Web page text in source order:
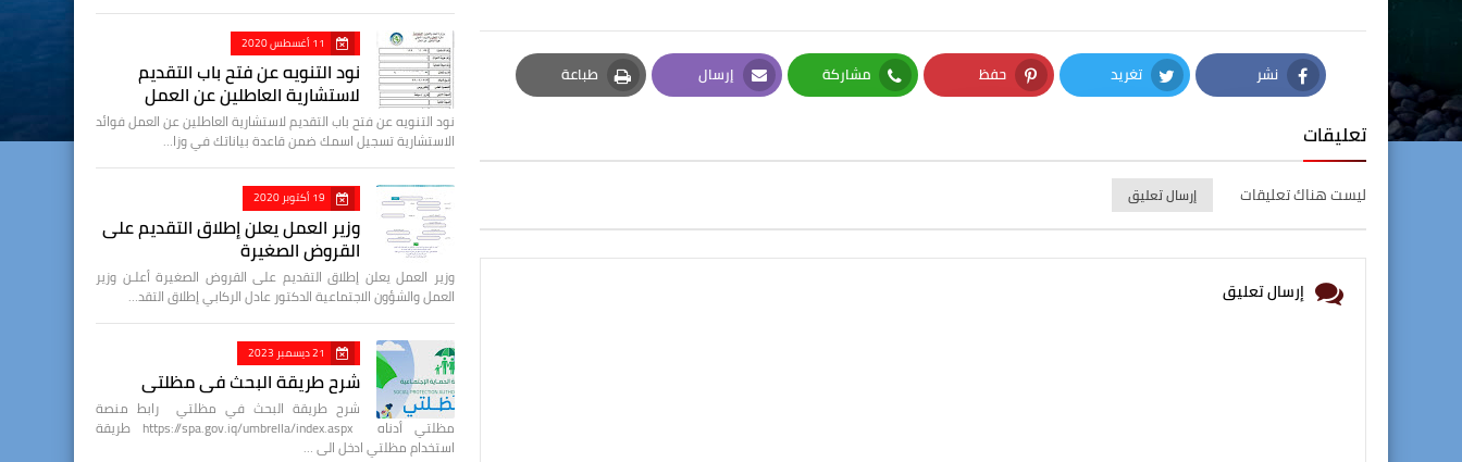
نشر
Facebook
تغريد
Twitter
حفظ
Pinterest
مشاركة
Whatsapp
إرسال
Email
طباعة
Print
تعليقات
ليست هناك تعليقات إرسال تعليق
إرسال تعليق
11 أغسطس 2020
نود التنويه عن فتح باب التقديم
لاستشارية العاطلين عن العمل
نود التنويه عن فتح باب التقديم لاستشارية العاطلين عن العمل فوائد
الاستشارية تسجيل اسمك ضمن قاعدة بياناتك في وزا…
19 أكتوبر 2020
وزير العمل يعلن إطلاق التقديم على
القروض الصغيرة
وزير العمل يعلن إطلاق التقديم على القروض الصغيرة أعلـن وزير
العمل والشؤون الاجتماعية الدكتور عادل الركابي إطلاق التقد…
21 ديسمبر 2023
شرح طريقة البحث في مظلتي
شرح طريقة البحث في مظلتي رابط منصة
مظلتي أدناه https://spa.gov.iq/umbrella/index.aspx طريقة
استخدام مظلتي ادخل الى …